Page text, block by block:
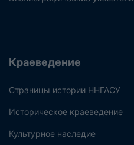
Краеведение
Страницы истории ННГАСУ
Историческое краеведение
Культурное наследие